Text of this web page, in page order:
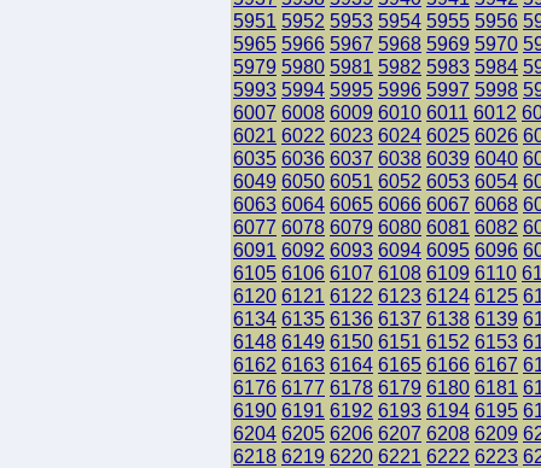
5951 5952 5953 5954 5955 5956
5965 5966 5967 5968 5969 5970
5979 5980 5981 5982 5983 5984
5993 5994 5995 5996 5997 5998
6007 6008 6009 6010 6011 6012
6021 6022 6023 6024 6025 6026
6035 6036 6037 6038 6039 6040
6049 6050 6051 6052 6053 6054
6063 6064 6065 6066 6067 6068
6077 6078 6079 6080 6081 6082
6091 6092 6093 6094 6095 6096
6105 6106 6107 6108 6109 6110
6120 6121 6122 6123 6124 6125
6134 6135 6136 6137 6138 6139
6148 6149 6150 6151 6152 6153
6162 6163 6164 6165 6166 6167
6176 6177 6178 6179 6180 6181
6190 6191 6192 6193 6194 6195
6204 6205 6206 6207 6208 6209
6218 6219 6220 6221 6222 6223